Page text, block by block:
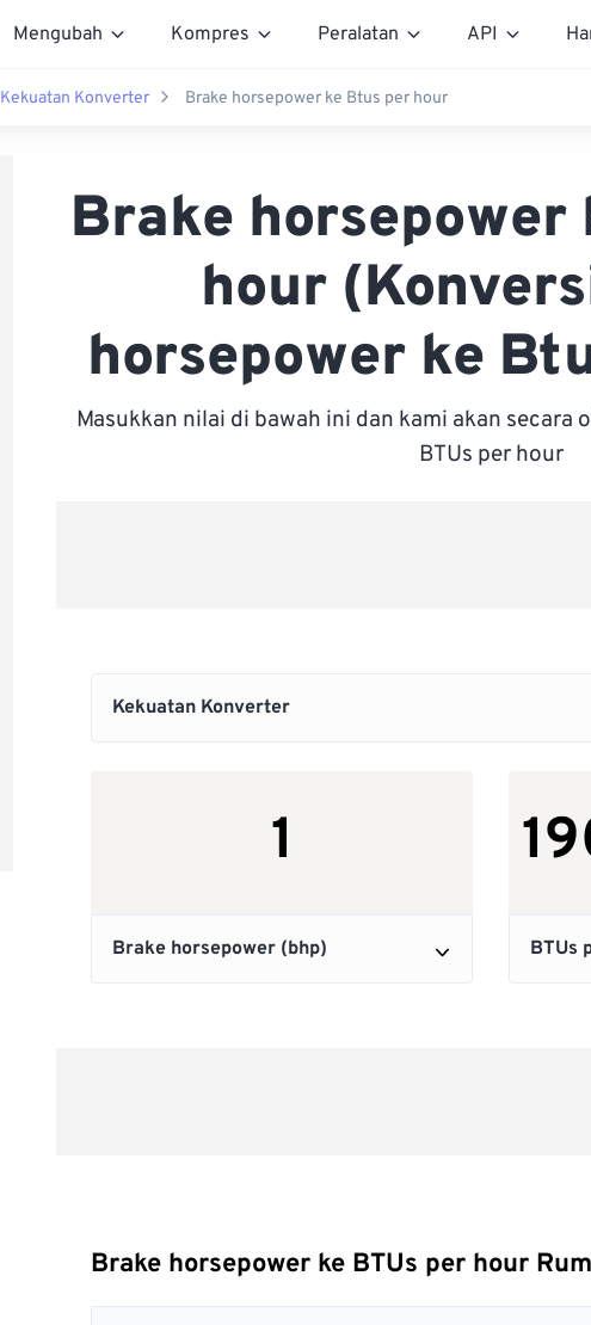
Mengubah Kompres Peralatan API
Kekuatan Konverter Brake horsepower ke Btus per hour
Brake horsepower
hour
horsepower ke
Masukkan nilai di bawah ini dan kami akan
BTUs per hour
Brake horsepower ke BTUs per hour